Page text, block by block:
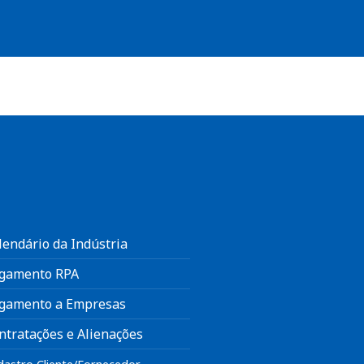
da Indústria
RPA
a Empresas
e Alienações